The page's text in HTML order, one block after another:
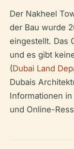
Der Nakheel
der Bau wurde
eingestellt. Das
und es gibt
(Dubai Land
Dubais
Informationen
und Online-